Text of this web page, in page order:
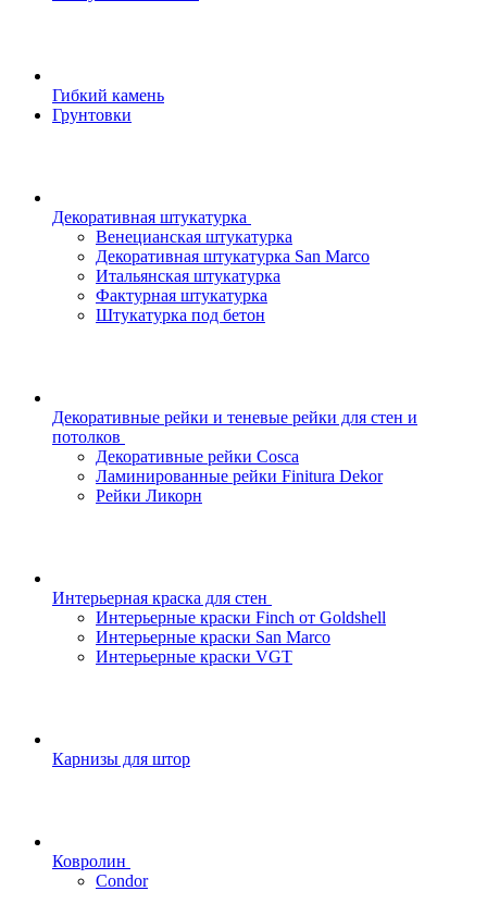
Гибкий камень
Грунтовки
Декоративная штукатурка
Венецианская штукатурка
Декоративная штукатурка San Marco
Итальянская штукатурка
Фактурная штукатурка
Штукатурка под бетон
Декоративные рейки и теневые рейки для стен и
потолков
Декоративные рейки Cosca
Ламинированные рейки Finitura Dekor
Рейки Ликорн
Интерьерная краска для стен
Интерьерные краски Finch от Goldshell
Интерьерные краски San Marco
Интерьерные краски VGT
Карнизы для штор
Ковролин
Condor